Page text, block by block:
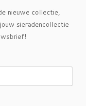
nieuwe collectie,
sieradencollectie